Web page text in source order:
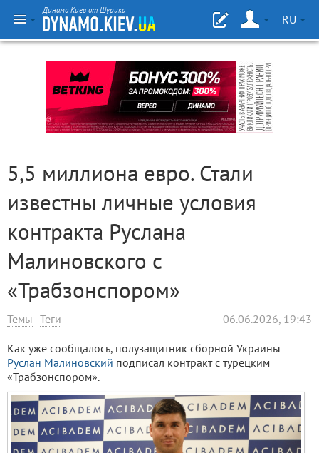
Динамо Киев от Шурика
RU
5,5 миллиона евро. Стали
известны личные условия
контракта Руслана
Малиновского с
«Трабзонспором»
Темы Теги 06.06.2026, 19:43
Как уже сообщалось, полузащитник сборной Украины
Руслан Малиновский подписал контракт с турецким
«Трабзонспором».